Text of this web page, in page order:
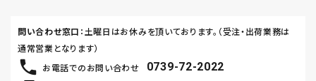
お電話でのお問い合わせ 0739-72-2022
問い合わせ窓口 ：土曜日はお休みを頂いております。（受注・出荷業務は
通常営業となります）